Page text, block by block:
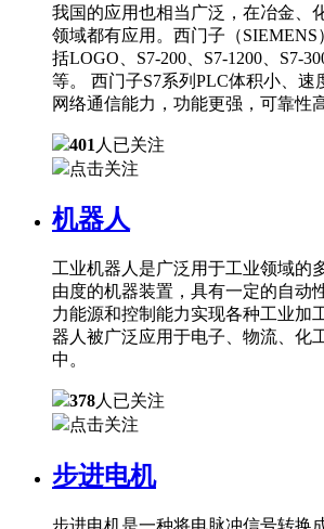
我国的应用也相当广泛，在冶金、
领域都有应用。西门子（
括LOGO、S7-200、S7-1200、S7-
等。 西门子S7系列PLC体积小、速
网络通信能力，功能更强，可靠性高
401 人已关注
点击关注
机器人
工业机器人是广泛用于工业领域的
由度的机器装置，具有一定的自动
力能源和控制能力实现各种工业加
器人被广泛应用于电子、物流、化
中。
378人已关注
点击关注
步进电机